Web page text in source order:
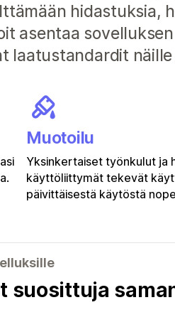
hidastuksia,
asentaa
laatustandardit näille
Muotoilu
Yksinkertaiset työnkulut ja
käyttöliittymät tekevät
päivittäisestä käytöstä
suosittuja